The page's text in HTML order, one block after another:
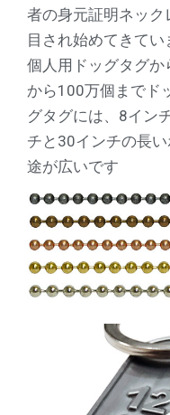
者の身元証明ネッ
目され始めてきてい
個人用ドッグタグ
から100万個までド
グタグには、8イン
チと30インチの長
途が広いです